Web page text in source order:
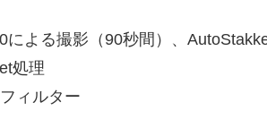
よる撮影（90秒間）、
処理
ィルター